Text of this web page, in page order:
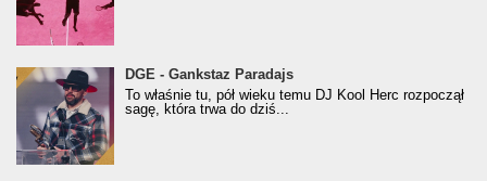
donGURALesko z nagrodą za
Klasyczny/Trueschoolowy Album Roku
(Popkillery 2023)
DGE - Gankstaz Paradajs
To właśnie tu, pół wieku temu DJ Kool Herc rozpoczął
sagę, która trwa do dziś...